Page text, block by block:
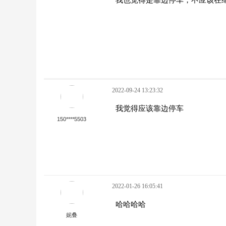
150****5503
2022-09-24 13:23:32
我觉得应该靠边停车
妮叠
2022-01-26 16:05:41
哈哈哈哈